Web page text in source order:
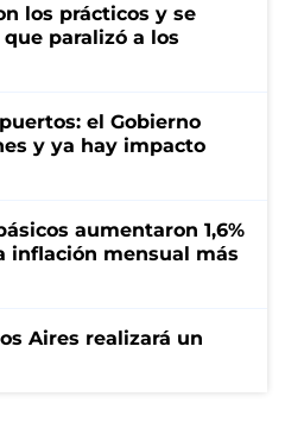
los prácticos y se
paralizó a los
el Gobierno
y ya hay impacto
aumentaron 1,6%
inflación mensual más
Aires realizará un